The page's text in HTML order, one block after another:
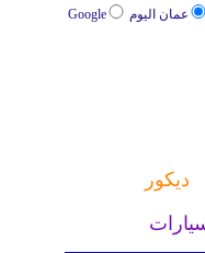
عمان اليوم Google
ديكور